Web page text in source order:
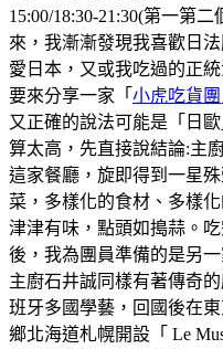
15:00/18:30-21:30(第一第
來，我漸漸發現我喜歡日
愛日本，又或我吃過的正
要來分享一家「 小虎吃貨團
又正確的說法可能是「日
算太高，先直接說結論:主
這家餐廳，旋即得到一星殊
菜，多樣化的食材、多樣
津津有味，點頭如搗蒜。
後，我為團員準備的是另
主廚石井誠同樣有著傳奇
班牙多國學藝，回國後在
鄉北海道札幌開設「 Le